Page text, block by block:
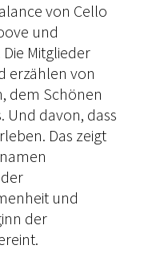
von Cello
und
Mitglieder
erzählen von
dem Schönen
Und davon, dass
Das zeigt
und
der